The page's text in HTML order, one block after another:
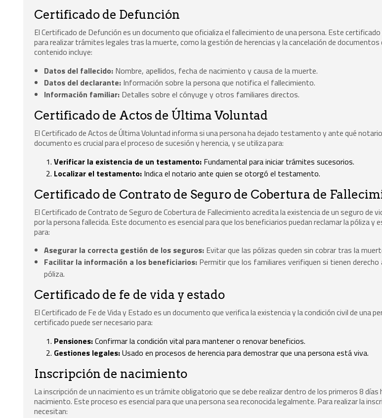
Certificado de Defunción
El Certificado de Defunción es un documento que oficializa el fallecimiento de una persona. Este
para realizar trámites legales tras la muerte, como la gestión de herencias y la cancelación de documentos
contenido incluye:
Datos del fallecido: Nombre, apellidos, fecha de nacimiento y causa de la muerte.
Datos del declarante: Información sobre la persona que notifica el fallecimiento.
Información familiar: Detalles sobre el cónyuge y otros familiares directos.
Certificado de Actos de Última Voluntad
El Certificado de Actos de Última Voluntad informa si una persona ha dejado testamento y ante qué
documento es crucial para el proceso de sucesión y herencia, y se utiliza para:
Verificar la existencia de un testamento: Fundamental para iniciar trámites sucesorios.
Localizar el testamento: Indica el notario ante quien se otorgó el testamento.
Certificado de Contrato de Seguro de Cobertura de
El Certificado de Contrato de Seguro de Cobertura de Fallecimiento acredita la existencia de un seguro de
por la persona fallecida. Este documento es esencial para que los beneficiarios puedan reclamar la póliza y
para:
Asegurar la correcta gestión de los seguros: Evitar que las pólizas queden sin cobrar tras la
Facilitar la información a los beneficiarios: Permitir que los familiares verifiquen si tienen derecho
póliza.
Certificado de fe de vida y estado
El Certificado de Fe de Vida y Estado es un documento que verifica la existencia y la condición civil de una
certificado puede ser necesario para:
Pensiones:Confirmar la condición vital para mantener o renovar beneficios.
Gestiones legales:Usado en procesos de herencia para demostrar que una persona está viva.
Inscripción de nacimiento
La inscripción de un nacimiento es un trámite obligatorio que se debe realizar dentro de los primeros 8 días
nacimiento. Este proceso es esencial para que una persona sea reconocida legalmente. Para realizar la
necesitan: